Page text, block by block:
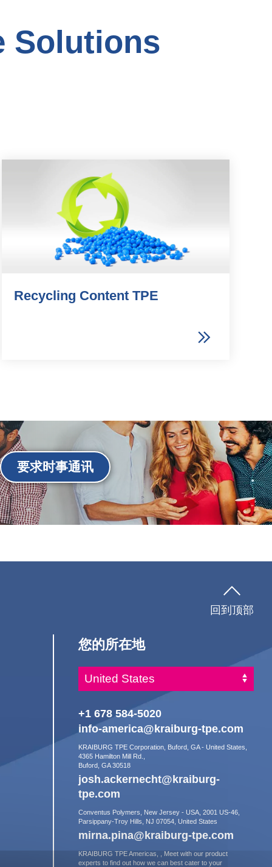
Solutions
Recycling Content TPE
要求时事通讯
您的所在地
+1 678 584-5020
info-america@kraiburg-tpe.com
KRAIBURG TPE Corporation, Buford, GA - United States,
4365 Hamilton Mill Rd.,
Buford, GA 30518
josh.ackernecht@kraiburg-
tpe.com
Conventus Polymers, New Jersey - USA, 2001 US-46,
Parsippany-Troy Hills, NJ 07054, United States
mirna.pina@kraiburg-tpe.com
KRAIBURG TPE Americas, , Meet with our product
experts to find out how we can best cater to your
回到顶部